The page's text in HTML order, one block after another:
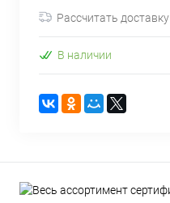
Рассчитать доставку
В наличии